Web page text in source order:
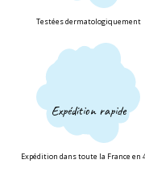
Testées dermatologiquement
Expédition rapide
Expédition dans toute la France en